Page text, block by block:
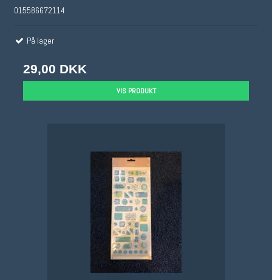
015586672114
På lager
29,00 DKK
VIS PRODUKT